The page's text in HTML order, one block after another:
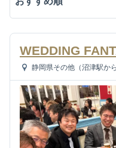
WEDDING
静岡県その他（沼津駅か